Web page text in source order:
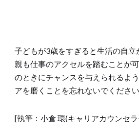
子どもが3歳をすぎると生活の自立
親も仕事のアクセルを踏むことが
のときにチャンスを与えられるよ
アを磨くことを忘れないでください
[執筆：小倉 環(キャリアカウンセ